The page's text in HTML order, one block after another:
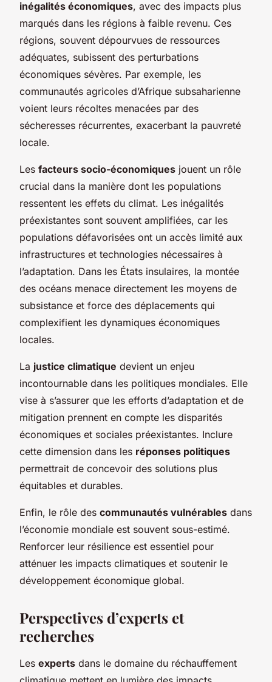
inégalités économiques, avec des impacts plus
marqués dans les régions à faible revenu. Ces
régions, souvent dépourvues de ressources
adéquates, subissent des perturbations
économiques sévères. Par exemple, les
communautés agricoles d’Afrique subsaharienne
voient leurs récoltes menacées par des
sécheresses récurrentes, exacerbant la pauvreté
locale.
Les facteurs socio-économiques jouent un rôle
crucial dans la manière dont les populations
ressentent les effets du climat. Les inégalités
préexistantes sont souvent amplifiées, car les
populations défavorisées ont un accès limité aux
infrastructures et technologies nécessaires à
l’adaptation. Dans les États insulaires, la montée
des océans menace directement les moyens de
subsistance et force des déplacements qui
complexifient les dynamiques économiques
locales.
La justice climatique devient un enjeu
incontournable dans les politiques mondiales. Elle
vise à s’assurer que les efforts d’adaptation et de
mitigation prennent en compte les disparités
économiques et sociales préexistantes. Inclure
cette dimension dans les réponses politiques
permettrait de concevoir des solutions plus
équitables et durables.
Enfin, le rôle des communautés vulnérables dans
l’économie mondiale est souvent sous-estimé.
Renforcer leur résilience est essentiel pour
atténuer les impacts climatiques et soutenir le
développement économique global.
Perspectives d’experts et
recherches
Les experts dans le domaine du réchauffement